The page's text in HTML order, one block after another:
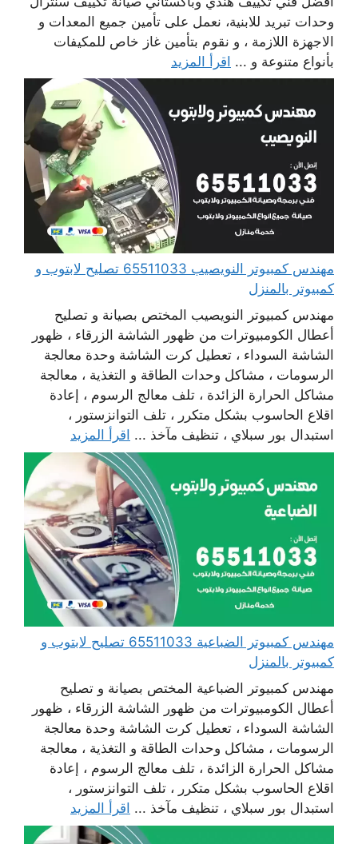
وحدات تبريد للابنية، نعمل على تأمين جميع المعدات و
الاجهزة اللازمة ، و نقوم بتأمين غاز خاص للمكيفات
بأنواع متنوعة و ... اقرأ المزيد
مهندس كمبيوتر النويصيب 65511033 تصليح لابتوب و
كمبيوتر بالمنزل
مهندس كمبيوتر النويصيب المختص بصيانة و تصليح
أعطال الكومبيوترات من ظهور الشاشة الزرقاء ، ظهور
الشاشة السوداء ، تعطيل كرت الشاشة وحدة معالجة
الرسومات ، مشاكل وحدات الطاقة و التغذية ، معالجة
مشاكل الحرارة الزائدة ، تلف معالج الرسوم ، إعادة
اقلاع الحاسوب بشكل متكرر ، تلف التوانزستور ،
استبدال بور سبلاي ، تنظيف مآخذ ... اقرأ المزيد
مهندس كمبيوتر الضباعية 65511033 تصليح لابتوب و
كمبيوتر بالمنزل
مهندس كمبيوتر الضباعية المختص بصيانة و تصليح
أعطال الكومبيوترات من ظهور الشاشة الزرقاء ، ظهور
الشاشة السوداء ، تعطيل كرت الشاشة وحدة معالجة
الرسومات ، مشاكل وحدات الطاقة و التغذية ، معالجة
مشاكل الحرارة الزائدة ، تلف معالج الرسوم ، إعادة
اقلاع الحاسوب بشكل متكرر ، تلف التوانزستور ،
استبدال بور سبلاي ، تنظيف مآخذ ... اقرأ المزيد